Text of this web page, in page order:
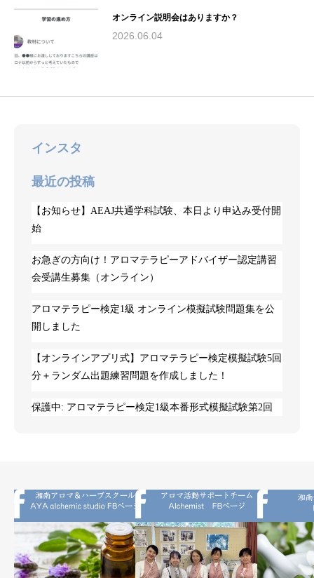
オンライン説明会はありますか？
2026.06.04
インスタ
最近の投稿
【お知らせ】AEAJ共通学科試験、本日より申込み受付開
始
お急ぎの方向け！アロマテラピーアドバイザー認定講習
会受講生募集（オンライン）
アロマテラピー検定1級 オンライン模擬試験問題集を公
開しました
【オンラインアプリ式】アロマテラピー検定模擬試験5回
分＋ランダム出題練習問題を作成しました！
保護中: アロマテラピー検定1級本番形式模擬試験第2回